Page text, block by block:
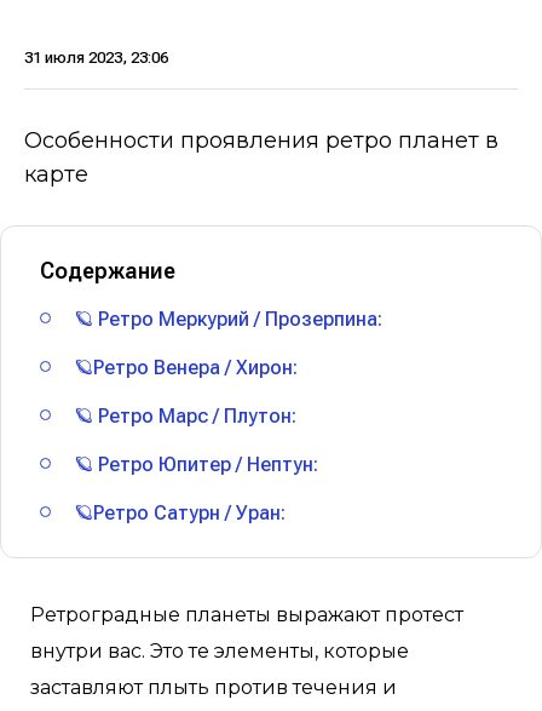
31 июля 2023, 23:06
Особенности проявления ретро планет в
карте
Содержание
🪐 Ретро Меркурий / Прозерпина:
🪐Ретро Венера / Хирон:
🪐 Ретро Марс / Плутон:
🪐 Ретро Юпитер / Нептун:
🪐Ретро Сатурн / Уран:
Ретроградные планеты выражают протест
внутри вас. Это те элементы, которые
заставляют плыть против течения и